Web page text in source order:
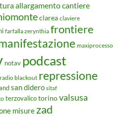
allargamento cantiere
clarea claviere
farfalla zerynthia frontiere
maxiprocesso
notav podcast
radio blackout repressione
san didero sitaf
terzovalico torinovalsusa
misure zad